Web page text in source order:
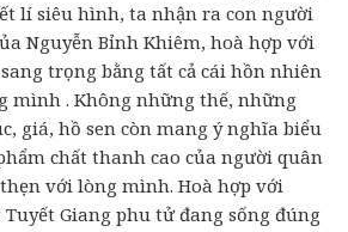
lí siêu hình, ta nhận ra con người
Nguyễn Bỉnh Khiêm, hoà hợp với
trọng bằng tất cả cái hồn nhiên
mình . Không những thế, những
giá, hồ sen còn mang ý nghĩa biểu
chất thanh cao của người quân
với lòng mình. Hoà hợp với
Giang phu tử đang sống đúng